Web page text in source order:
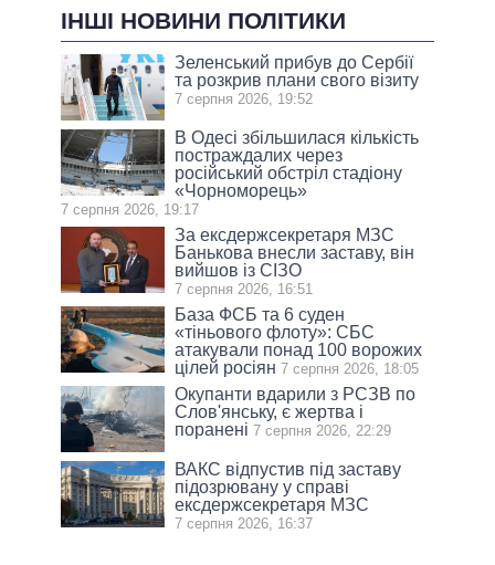
ІНШІ НОВИНИ ПОЛІТИКИ
Зеленський прибув до Сербії
та розкрив плани свого візиту
7 серпня 2026, 19:52
В Одесі збільшилася кількість
постраждалих через
російський обстріл стадіону
«Чорноморець»
7 серпня 2026, 19:17
За ексдержсекретаря МЗС
Банькова внесли заставу, він
вийшов із СІЗО
7 серпня 2026, 16:51
База ФСБ та 6 суден
«тіньового флоту»: СБС
атакували понад 100 ворожих
цілей росіян 7 серпня 2026, 18:05
Окупанти вдарили з РСЗВ по
Слов'янську, є жертва і
поранені 7 серпня 2026, 22:29
ВАКС відпустив під заставу
підозрювану у справі
ексдержсекретаря МЗС
7 серпня 2026, 16:37